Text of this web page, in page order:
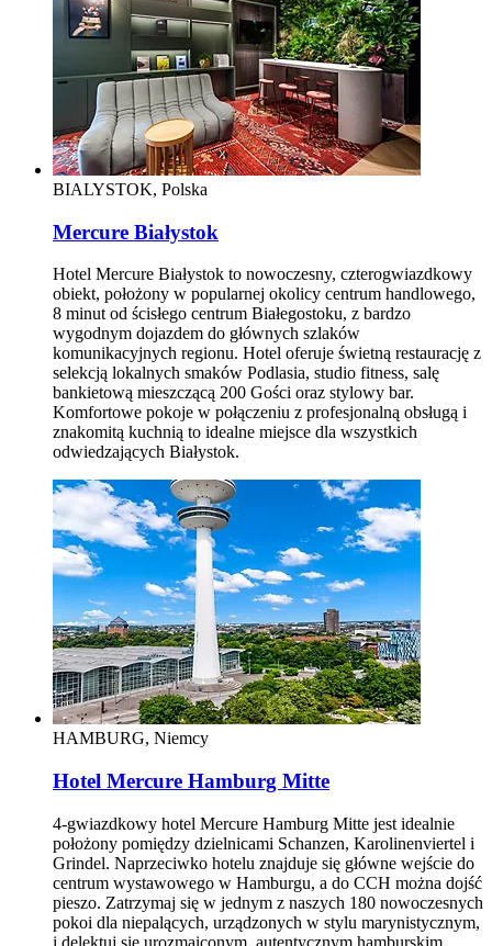
BIALYSTOK, Polska
Mercure Białystok
Hotel Mercure Białystok to nowoczesny, czterogwiazdkowy
obiekt, położony w popularnej okolicy centrum handlowego,
8 minut od ścisłego centrum Białegostoku, z bardzo
wygodnym dojazdem do głównych szlaków
komunikacyjnych regionu. Hotel oferuje świetną restaurację z
selekcją lokalnych smaków Podlasia, studio fitness, salę
bankietową mieszczącą 200 Gości oraz stylowy bar.
Komfortowe pokoje w połączeniu z profesjonalną obsługą i
znakomitą kuchnią to idealne miejsce dla wszystkich
odwiedzających Białystok.
HAMBURG, Niemcy
Hotel Mercure Hamburg Mitte
4-gwiazdkowy hotel Mercure Hamburg Mitte jest idealnie
położony pomiędzy dzielnicami Schanzen, Karolinenviertel i
Grindel. Naprzeciwko hotelu znajduje się główne wejście do
centrum wystawowego w Hamburgu, a do CCH można dojść
pieszo. Zatrzymaj się w jednym z naszych 180 nowoczesnych
pokoi dla niepalących, urządzonych w stylu marynistycznym,
i delektuj się urozmaiconym, autentycznym hamburskim